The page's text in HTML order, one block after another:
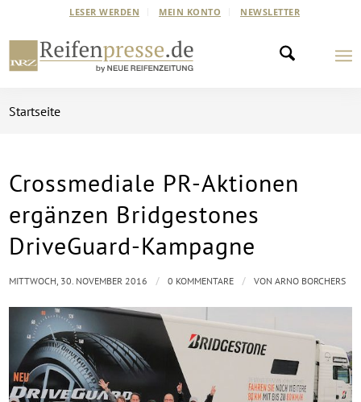
LESER WERDEN MEIN KONTO NEWSLETTER
Startseite
Crossmediale PR-Aktionen
ergänzen Bridgestones
DriveGuard-Kampagne
MITTWOCH, 30. NOVEMBER 2016 / 0 KOMMENTARE / VONARNO BORCHERS